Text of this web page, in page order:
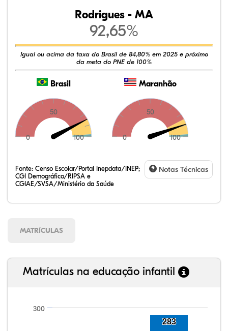
Rodrigues - MA
92,65%
Igual ou acima da taxa do Brasil de 84,80% em 2025 e próximo
da meta do PNE de 100%
Brasil
0
50
100
Maranhão
0
50
100
Fonte: Censo Escolar/Portal Inepdata/INEP;
CGI Demográfico/RIPSA e
CGIAE/SVSA/Ministério da Saúde
Notas Técnicas
MATRÍCULAS
Matrículas na educação infantil
300
283